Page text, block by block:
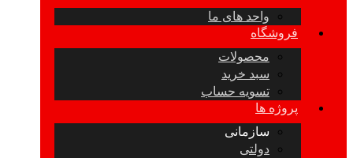
واحد های ما
فروشگاه
محصولات
سبد خرید
تسویه حساب
پروژه ها
سازمانی
دولتی